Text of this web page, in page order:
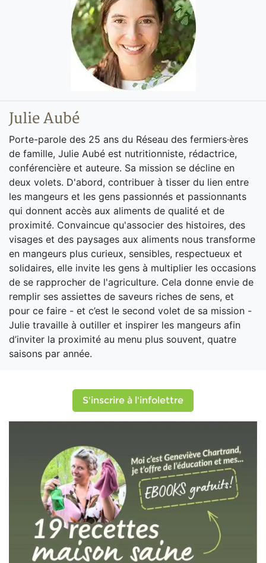
Julie Aubé
Porte-parole des 25 ans du Réseau des fermiers·ères
de famille, Julie Aubé est nutritionniste, rédactrice,
conférencière et auteure. Sa mission se décline en
deux volets. D'abord, contribuer à tisser du lien entre
les mangeurs et les gens passionnés et passionnants
qui donnent accès aux aliments de qualité et de
proximité. Convaincue qu'associer des histoires, des
visages et des paysages aux aliments nous transforme
en mangeurs plus curieux, sensibles, respectueux et
solidaires, elle invite les gens à multiplier les occasions
de se rapprocher de l'agriculture. Cela donne envie de
remplir ses assiettes de saveurs riches de sens, et
pour ce faire - et c’est le second volet de sa mission -
Julie travaille à outiller et inspirer les mangeurs afin
d’inviter la proximité au menu plus souvent, quatre
saisons par année.
S'inscrire à l'infolettre